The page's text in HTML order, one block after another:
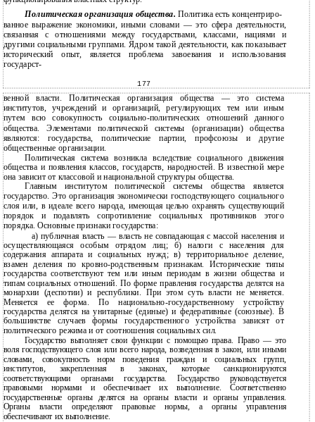
Политическая организация общества. Политика есть концентриро-
ванное выражение экономики, иными словами — это сфера деятельности,
связанная с отношениями между государствами, классами, нациями и
другими социальными группами. Ядром такой деятельности, как показывает
исторический опыт, является проблема завоевания и использования
государст-
177
венной власти. Политическая организация общества — это система
институтов, учреждений и организаций, регулирующих тем или иным
путем всю совокупность социально-политических отношений данного
общества. Элементами политической системы (организации) общества
являются: государства, политические партии, профсоюзы и другие
общественные организации.
Политическая система возникла вследствие социального движения
общества и появления классов, государств, народностей. В известной мере
она зависит от классовой и национальной структуры общества.
Главным институтом политической системы общества является
государство. Это организация экономически господствующего социального
слоя или, в идеале всего народа, имеющая целью охранять существующий
порядок и подавлять сопротивление социальных противников этого
порядка. Основные признаки государства:
а) публичная власть — власть не совпадающая с массой населения и
осуществляющаяся особым отрядом лиц; б) налоги с населения для
содержания аппарата и социальных нужд; в) территориальное деление,
взамен деления по кровно-родственным признакам. Исторические типы
государства соответствуют тем или иным периодам в жизни общества и
типам социальных отношений. По форме правления государства делятся на
монархии (деспотии) и республики. При этом суть власти не меняется.
Меняется ее форма. По национально-государственному устройству
государства делятся на унитарные (единые) и федеративные (союзные). В
большинстве случаев формы государственного устройства зависят от
политического режима и от соотношения социальных сил.
Государство выполняет свои функции с помощью права. Право — это
воля господствующего слоя или всего народа, возведенная в закон, или иными
словами, совокупность норм поведения граждан и социальных групп,
институтов, закрепленная в законах, которые санкционируются
соответствующими органами государства. Государство руководствуется
правовыми нормами и обеспечивает их выполнение. Соответственно
государственные органы делятся на органы власти и органы управления.
Органы власти определяют правовые нормы, а органы управления
обеспечивают их выполнение.